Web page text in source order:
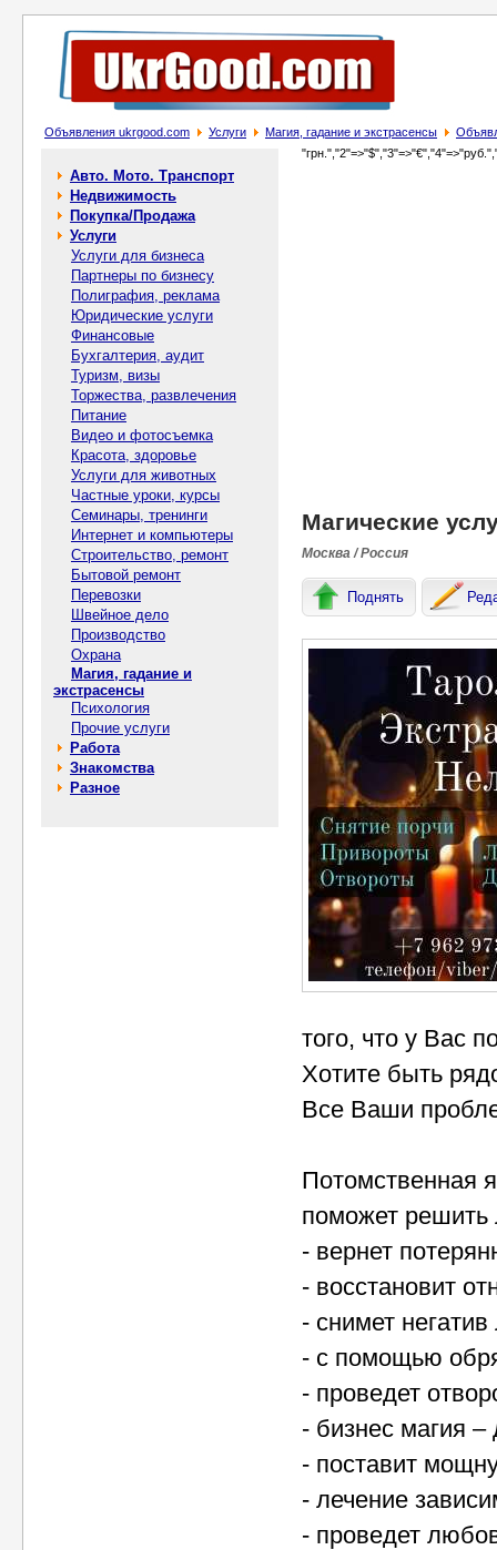
Объявления ukrgood.com Услуги Магия, гадание и экстрасенсы
Авто. Мото. Транспорт
Недвижимость
Покупка/Продажа
Услуги
Услуги для бизнеса
Партнеры по бизнесу
Полиграфия, реклама
Юридические услуги
Финансовые
Бухгалтерия, аудит
Туризм, визы
Торжества, развлечения
Питание
Видео и фотосъемка
Красота, здоровье
Услуги для животных
Частные уроки, курсы
Семинары, тренинги
Интернет и компьютеры
Строительство, ремонт
Бытовой ремонт
Перевозки
Швейное дело
Производство
Охрана
Магия, гадание и
экстрасенсы
Психология
Прочие услуги
Работа
Знакомства
Разное
Магические
Москва / Россия
Поднять
того, что у Вас
Хотите быть
Все Ваши
Потомственная
поможет
- вернет
- восстановит
- снимет
- с помощью
- проведет
- бизнес магия
- поставит
- лечение
- проведет